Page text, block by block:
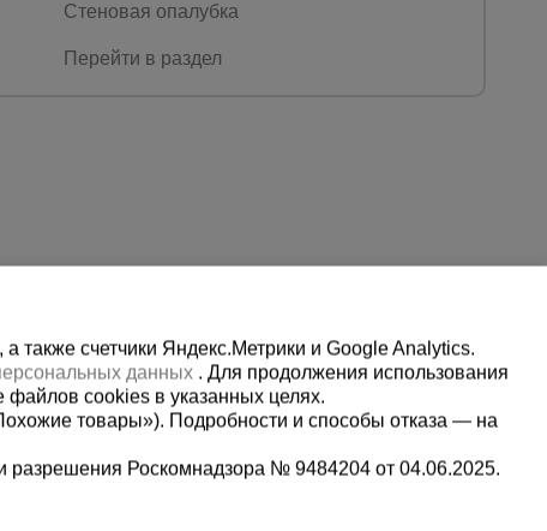
Стеновая опалубка
Перейти в раздел
Мы в социальных сетях:
счетчики Яндекс.Метрики и Google Analytics.
данных . Для продолжения использования
файлов cookies в указанных целях.
товары»). Подробности и способы отказа — на
разрешения Роскомнадзора № 9484204 от 04.06.2025.